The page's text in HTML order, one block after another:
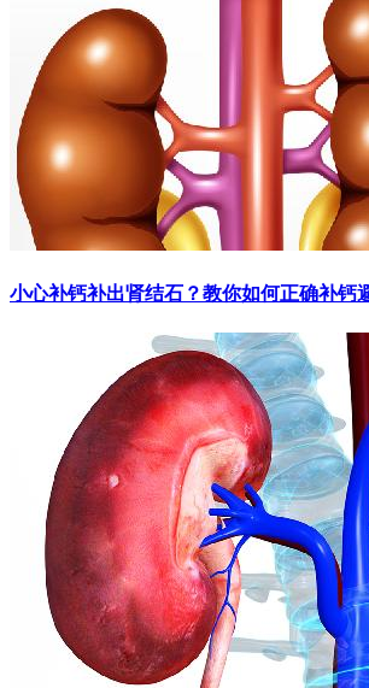
小心补钙补出肾结石？教你如何正确补钙